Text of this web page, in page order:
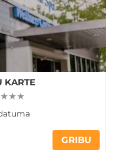
KARTE
★ ★
GRIBU